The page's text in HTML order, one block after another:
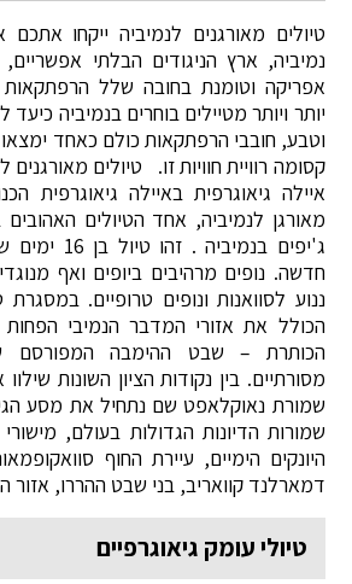
טיולים מאורגנים לנמיביה ייקחו
נמיביה, ארץ הניגודים הבלתי
אפריקה וטומנת בחובה שלל
יותר ויותר מטיילים בוחרים בנמיביה
וטבע, חובבי הרפתקאות כולם כאחד
קסומה רוויית חוויות זו. טיולים
איילה גיאוגרפית באיילה גיאוגרפית
מאורגן לנמיביה, אחד הטיולים האהובים
ג'יפים
חדשה. נופים מרהיבים ביופים ואף
ננוע לסוואנות ונופים טרופיים. במסגרת
הכולל את אזורי המדבר הנמיבי הפחות
הכותרת – שבט ההימבה המפורסם
מסורתיים. בין נקודות הציון השונות
שמורת נאוקלאפט שם נתחיל את מסע
שמורות הדיונות הגדולות בעולם,
היונקים הימיים, עיירת החוף
דמארלנד קוואריב, בני שבט ההררו, אזור
טיולי עומק גיאוגרפיים